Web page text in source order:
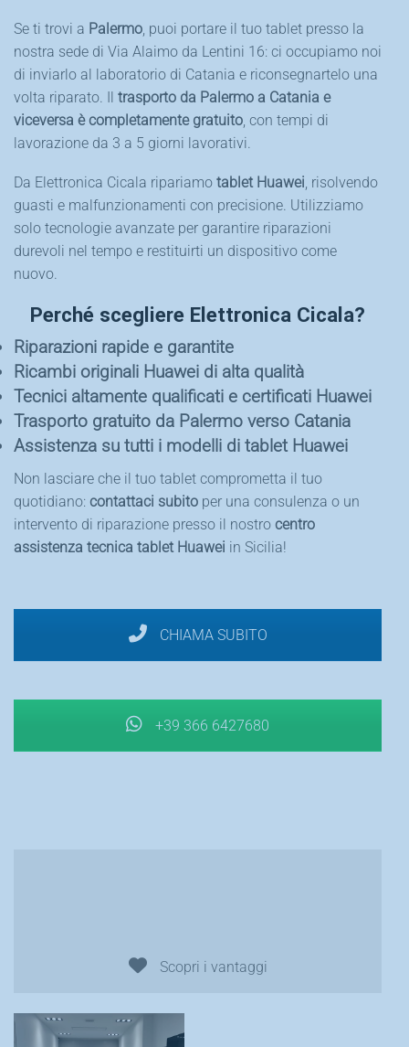
Se ti trovi a Palermo , puoi portare il tuo tablet presso la
nostra sede di Via Alaimo da Lentini 16: ci occupiamo noi
di inviarlo al laboratorio di Catania e riconsegnartelo una
volta riparato. Il trasporto da Palermo a Catania e
viceversa è completamente gratuito , con tempi di
lavorazione da 3 a 5 giorni lavorativi.
Da Elettronica Cicala ripariamo tablet Huawei, risolvendo
guasti e malfunzionamenti con precisione. Utilizziamo
solo tecnologie avanzate per garantire riparazioni
durevoli nel tempo e restituirti un dispositivo come
nuovo.
Perché scegliere Elettronica Cicala?
Riparazioni rapide e garantite
Ricambi originali Huawei di alta qualità
Tecnici altamente qualificati e certificati Huawei
Trasporto gratuito da Palermo verso Catania
Assistenza su tutti i modelli di tablet Huawei
Non lasciare che il tuo tablet comprometta il tuo
quotidiano: contattaci subito per una consulenza o un
intervento di riparazione presso il nostro centro
assistenza tecnica tablet Huawei in Sicilia!
CHIAMA SUBITO
+39 366 6427680
Scopri i vantaggi